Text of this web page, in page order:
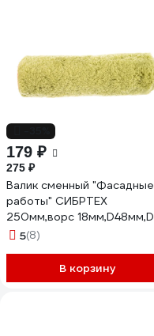
179 ₽
275 ₽
Валик сменный "Фасадные
работы" СИБРТЕХ
250мм,ворс 18мм,D48мм,D
ручки
5(8)
В корзину